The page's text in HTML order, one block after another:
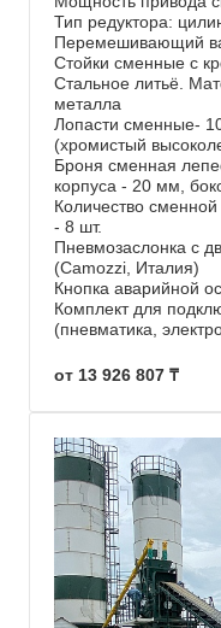
Тип редуктора:
Перемешивающий
Стойки сменные с
Стальное литьё.
металла
Лопасти сменные-
(хромистый
Броня сменная
корпуса - 20 мм,
Количество
- 8 шт.
Пневмозаслонка с
(Camozzi, Италия)
Кнопка аварийной
Комплект для
(пневматика,
от 13 926 807 ₸